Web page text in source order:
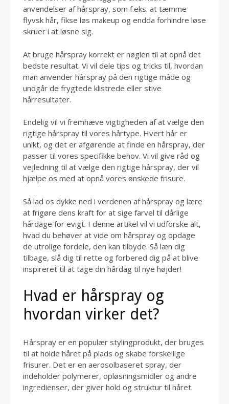
anvendelser af hårspray, som f.eks. at tæmme
flyvsk hår, fikse løs makeup og endda forhindre løse
skruer i at løsne sig.
At bruge hårspray korrekt er nøglen til at opnå det
bedste resultat. Vi vil dele tips og tricks til, hvordan
man anvender hårspray på den rigtige måde og
undgår de frygtede klistrede eller stive
hårresultater.
Endelig vil vi fremhæve vigtigheden af ​​at vælge den
rigtige hårspray til vores hårtype. Hvert hår er
unikt, og det er afgørende at finde en hårspray, der
passer til vores specifikke behov. Vi vil give råd og
vejledning til at vælge den rigtige hårspray, der vil
hjælpe os med at opnå vores ønskede frisure.
Så lad os dykke ned i verdenen af hårspray og lære
at frigøre dens kraft for at sige farvel til dårlige
hårdage for evigt. I denne artikel vil vi udforske alt,
hvad du behøver at vide om hårspray og opdage
de utrolige fordele, den kan tilbyde. Så læn dig
tilbage, slå dig til rette og forbered dig på at blive
inspireret til at tage din hårdag til nye højder!
Hvad er hårspray og
hvordan virker det?
Hårspray er en populær stylingprodukt, der bruges
til at holde håret på plads og skabe forskellige
frisurer. Det er en aerosolbaseret spray, der
indeholder polymerer, opløsningsmidler og andre
ingredienser, der giver hold og struktur til håret.